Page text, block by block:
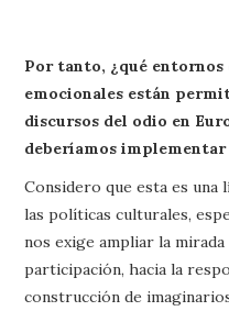
Por tanto, ¿qué
emocionales están
discursos del odio en
deberíamos
Considero que esta es
las políticas culturales,
nos exige ampliar la
participación, hacia la
construcción de